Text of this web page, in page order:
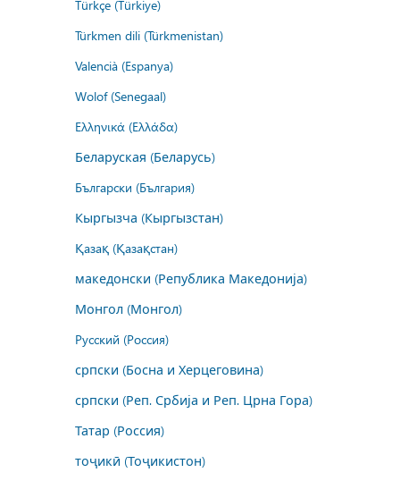
Türkçe (Türkiye)
Türkmen dili (Türkmenistan)
Valencià (Espanya)
Wolof (Senegaal)
Ελληνικά (Ελλάδα)
Беларуская (Беларусь)
Български (България)
Кыргызча (Кыргызстан)
Қазақ (Қазақстан)
македонски (Република Македонија)
Монгол (Монгол)
Русский (Россия)
српски (Босна и Херцеговина)
српски (Реп. Србија и Реп. Црна Гора)
Татар (Россия)
тоҷикӣ (Тоҷикистон)